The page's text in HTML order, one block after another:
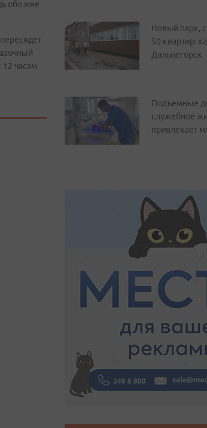
обо мне
12 часам
Новый парк,
50 квартир:
Дальнегорск
Подъемные
служебное
привлекает